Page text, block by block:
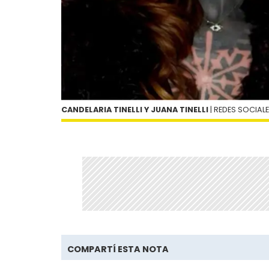
CANDELARIA TINELLI Y JUANA TINELLI | REDES
COMPARTÍ ESTA NOTA